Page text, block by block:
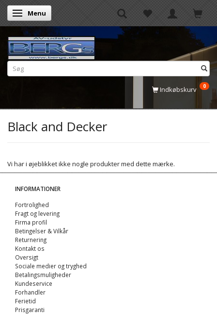
Skifte navigation
Menu
Indkøbskurv 0
Black and Decker
Vi har i øjeblikket ikke nogle produkter med dette mærke.
INFORMATIONER
Fortrolighed
Fragt og levering
Firma profil
Betingelser & Vilkår
Returnering
Kontakt os
Oversigt
Sociale medier og tryghed
Betalingsmuligheder
Kundeservice
Forhandler
Ferietid
Prisgaranti